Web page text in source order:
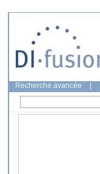
Recherche avancée